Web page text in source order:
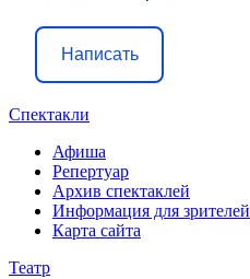
Написать
Спектакли
Афиша
Репертуар
Архив спектаклей
Информация для зрителей
Карта сайта
Театр